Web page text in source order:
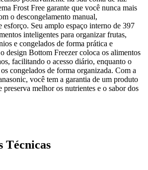
Frost Free garante que você nunca mais
o descongelamento manual,
esforço. Seu amplo espaço interno de 397
inteligentes para organizar frutas,
e congelados de forma prática e
design Bottom Freezer coloca os alimentos
facilitando o acesso diário, enquanto o
congelados de forma organizada. Com a
você tem a garantia de um produto
melhor os nutrientes e o sabor dos
Técnicas